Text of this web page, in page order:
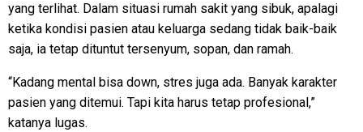
yang terlihat. Dalam situasi rumah sakit yang sibuk, apalagi
ketika kondisi pasien atau keluarga sedang tidak baik-baik
saja, ia tetap dituntut tersenyum, sopan, dan ramah.
“Kadang mental bisa down, stres juga ada. Banyak karakter
pasien yang ditemui. Tapi kita harus tetap profesional,”
katanya lugas.